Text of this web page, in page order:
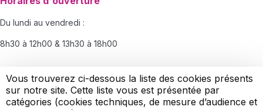
Du lundi au vendredi :
8h30 à 12h00 & 13h30 à 18h00
Le samedi :
8h30-12h00
Vous trouverez ci-dessous la liste des cookies présents
sur notre site. Cette liste vous est présentée par
catégories (cookies techniques, de mesure d’audience et